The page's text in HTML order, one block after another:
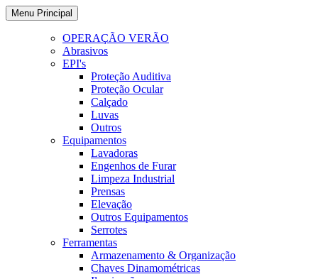
Ir
para
Menu Principal
OPERAÇÃO VERÃO
Abrasivos
EPI's
Proteção Auditiva
Proteção Ocular
Calçado
Luvas
Outros
Equipamentos
Lavadoras
Engenhos de Furar
Limpeza Industrial
Prensas
Elevação
Outros Equipamentos
Serrotes
Ferramentas
Armazenamento & Organização
Chaves Dinamométricas